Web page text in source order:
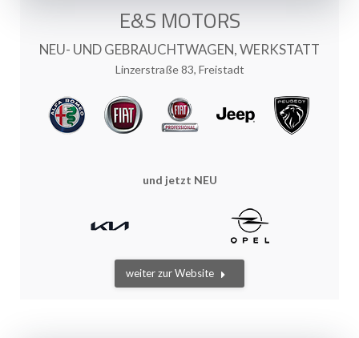
E&S MOTORS
NEU- UND GEBRAUCHTWAGEN,WERKSTATT
Linzerstraße 83, Freistadt
und jetzt NEU
weiter zur Website